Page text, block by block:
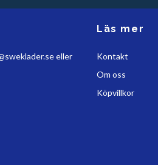
eller
Läs mer
Kontakt
Om oss
Köpvillkor